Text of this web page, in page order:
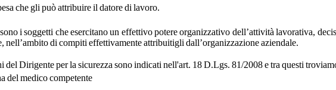
che gli può attribuire il datore di lavoro.
i soggetti che esercitano un effettivo potere organizzativo dell’attività lavorativa,
nell’ambito di compiti effettivamente attribuitigli dall’organizzazione aziendale.
del Dirigente per la sicurezza sono indicati nell'art. 18 D.Lgs. 81/2008 e tra questi
del medico competente